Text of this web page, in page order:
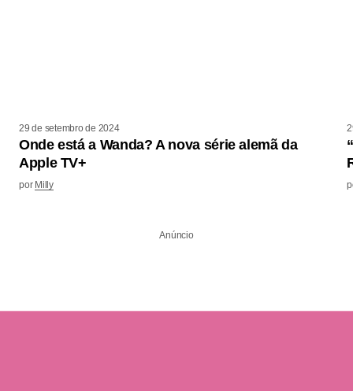
29 de setembro de 2024
Onde está a Wanda? A nova série alemã da
Apple TV+
por Milly
Anúncio